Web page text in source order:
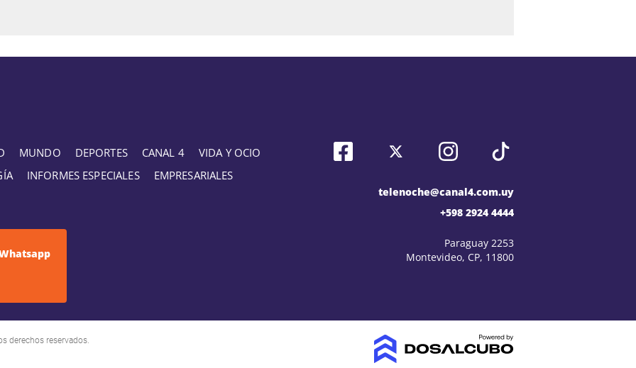
MUNDO DEPORTES CANAL 4
VIDA Y OCIO
INFORMES ESPECIALES EMPRESARIALES
telenoche@canal4.com.uy
+598 2924 4444
Paraguay 2253
Montevideo, CP, 11800
derechos reservados.